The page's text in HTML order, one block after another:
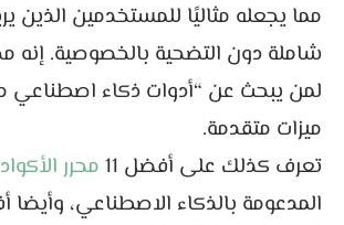
مما يجعله مثاليًا للمستخدمين الذين
شاملة دون التضحية بالخصوصية. إنه
لمن يبحث عن “أدوات ذكاء اصطناعي
ميزات متقدمة.
تعرف كذلك على أفضل 11
محرر
المدعومة بالذكاء الاصطناعي، وأيضا أفضل 9